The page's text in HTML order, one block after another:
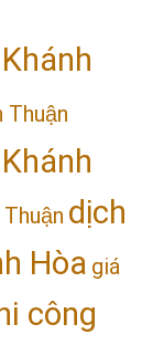
Thuận
dịch
Hòa giá
công